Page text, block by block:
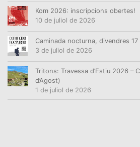
Kom 2026: inscripcions obertes!
10 de juliol de 2026
Caminada nocturna, divendres 17
3 de juliol de 2026
Tritons: Travessa d’Estiu 2026 –
d’Agost)
1 de juliol de 2026